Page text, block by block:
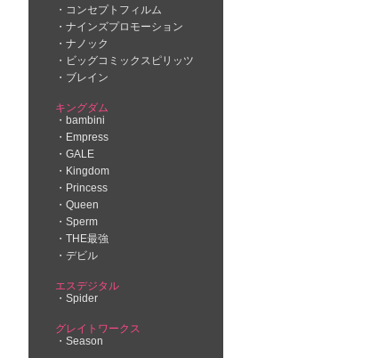
コンセプトフィルム
ナインズプロモーション
ナノック
ビッグコミックスピリッツ
ブレイン
キングダム
bambini
Empress
GALE
Kingdom
Princess
Queen
Sperm
THE最強
デビル
エスデジタル
Spider
グレイトワークス
Season